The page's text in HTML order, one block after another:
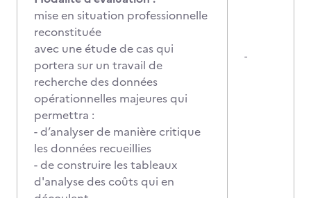
mise en situation professionnelle
reconstituée
avec une étude de cas qui
portera sur un travail de
recherche des données
opérationnelles majeures qui
permettra :
- d’analyser de manière critique
les données recueillies
- de construire les tableaux
d'analyse des coûts qui en
-